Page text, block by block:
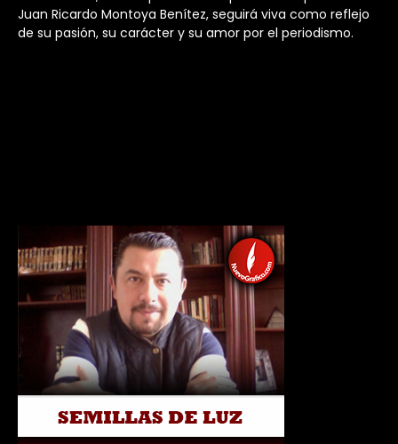
Juan Ricardo Montoya Benítez, seguirá viva como reflejo
de su pasión, su carácter y su amor por el periodismo.